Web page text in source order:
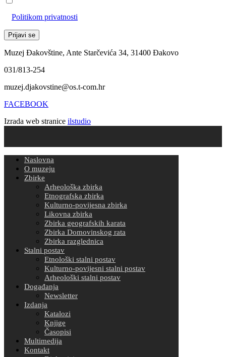
Politikom privatnosti
Muzej Đakovštine, Ante Starčevića 34, 31400 Đakovo
031/813-254
muzej.djakovstine@os.t-com.hr
FACEBOOK
Izrada web stranice ilstudio
Naslovna
O muzeju
Zbirke
Arheološka zbirka
Etnografska zbirka
Kulturno-povijesna zbirka
Likovna zbirka
Zbirka geografskih karata
Zbirka Domovinskog rata
Zbirka razglednica
Stalni postav
Etnološki stalni postav
Kulturno-povijesni stalni postav
Arheološki stalni postav
Događanja
Newsletter
Izdanja
Katalozi
Knjige
Časopisi
Multimedija
Kontakt